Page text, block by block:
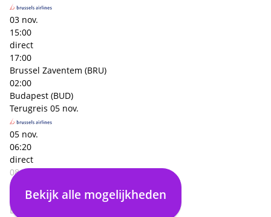
03 nov.
15:00
direct
17:00
Brussel Zaventem (BRU)
02:00
Budapest (BUD)
Terugreis 05 nov.
05 nov.
06:20
direct
08:30
Budapest (BUD)
02:10
Brussel Zaventem (BRU)
Bekijk alle mogelijkheden